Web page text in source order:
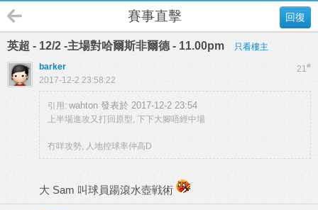
回復
賽事直擊
英超 - 12/2 -主場對哈爾斯非爾德 - 11.00pm 只看樓主
21#
barker
2017-12-2 23:58:22
引用: wahton 發表於 2017-12-2 23:54
上半場進攻又打回原型, 下下大腳唔經中場
冇咩攻勢, 人地控球率仲高D
大 Sam 叫球員踼滾水壺戦術